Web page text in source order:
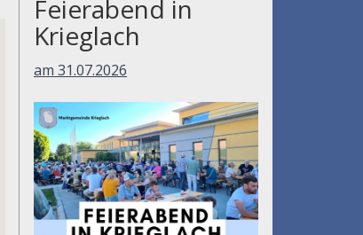
Feierabend in
Krieglach
am 31.07.2026